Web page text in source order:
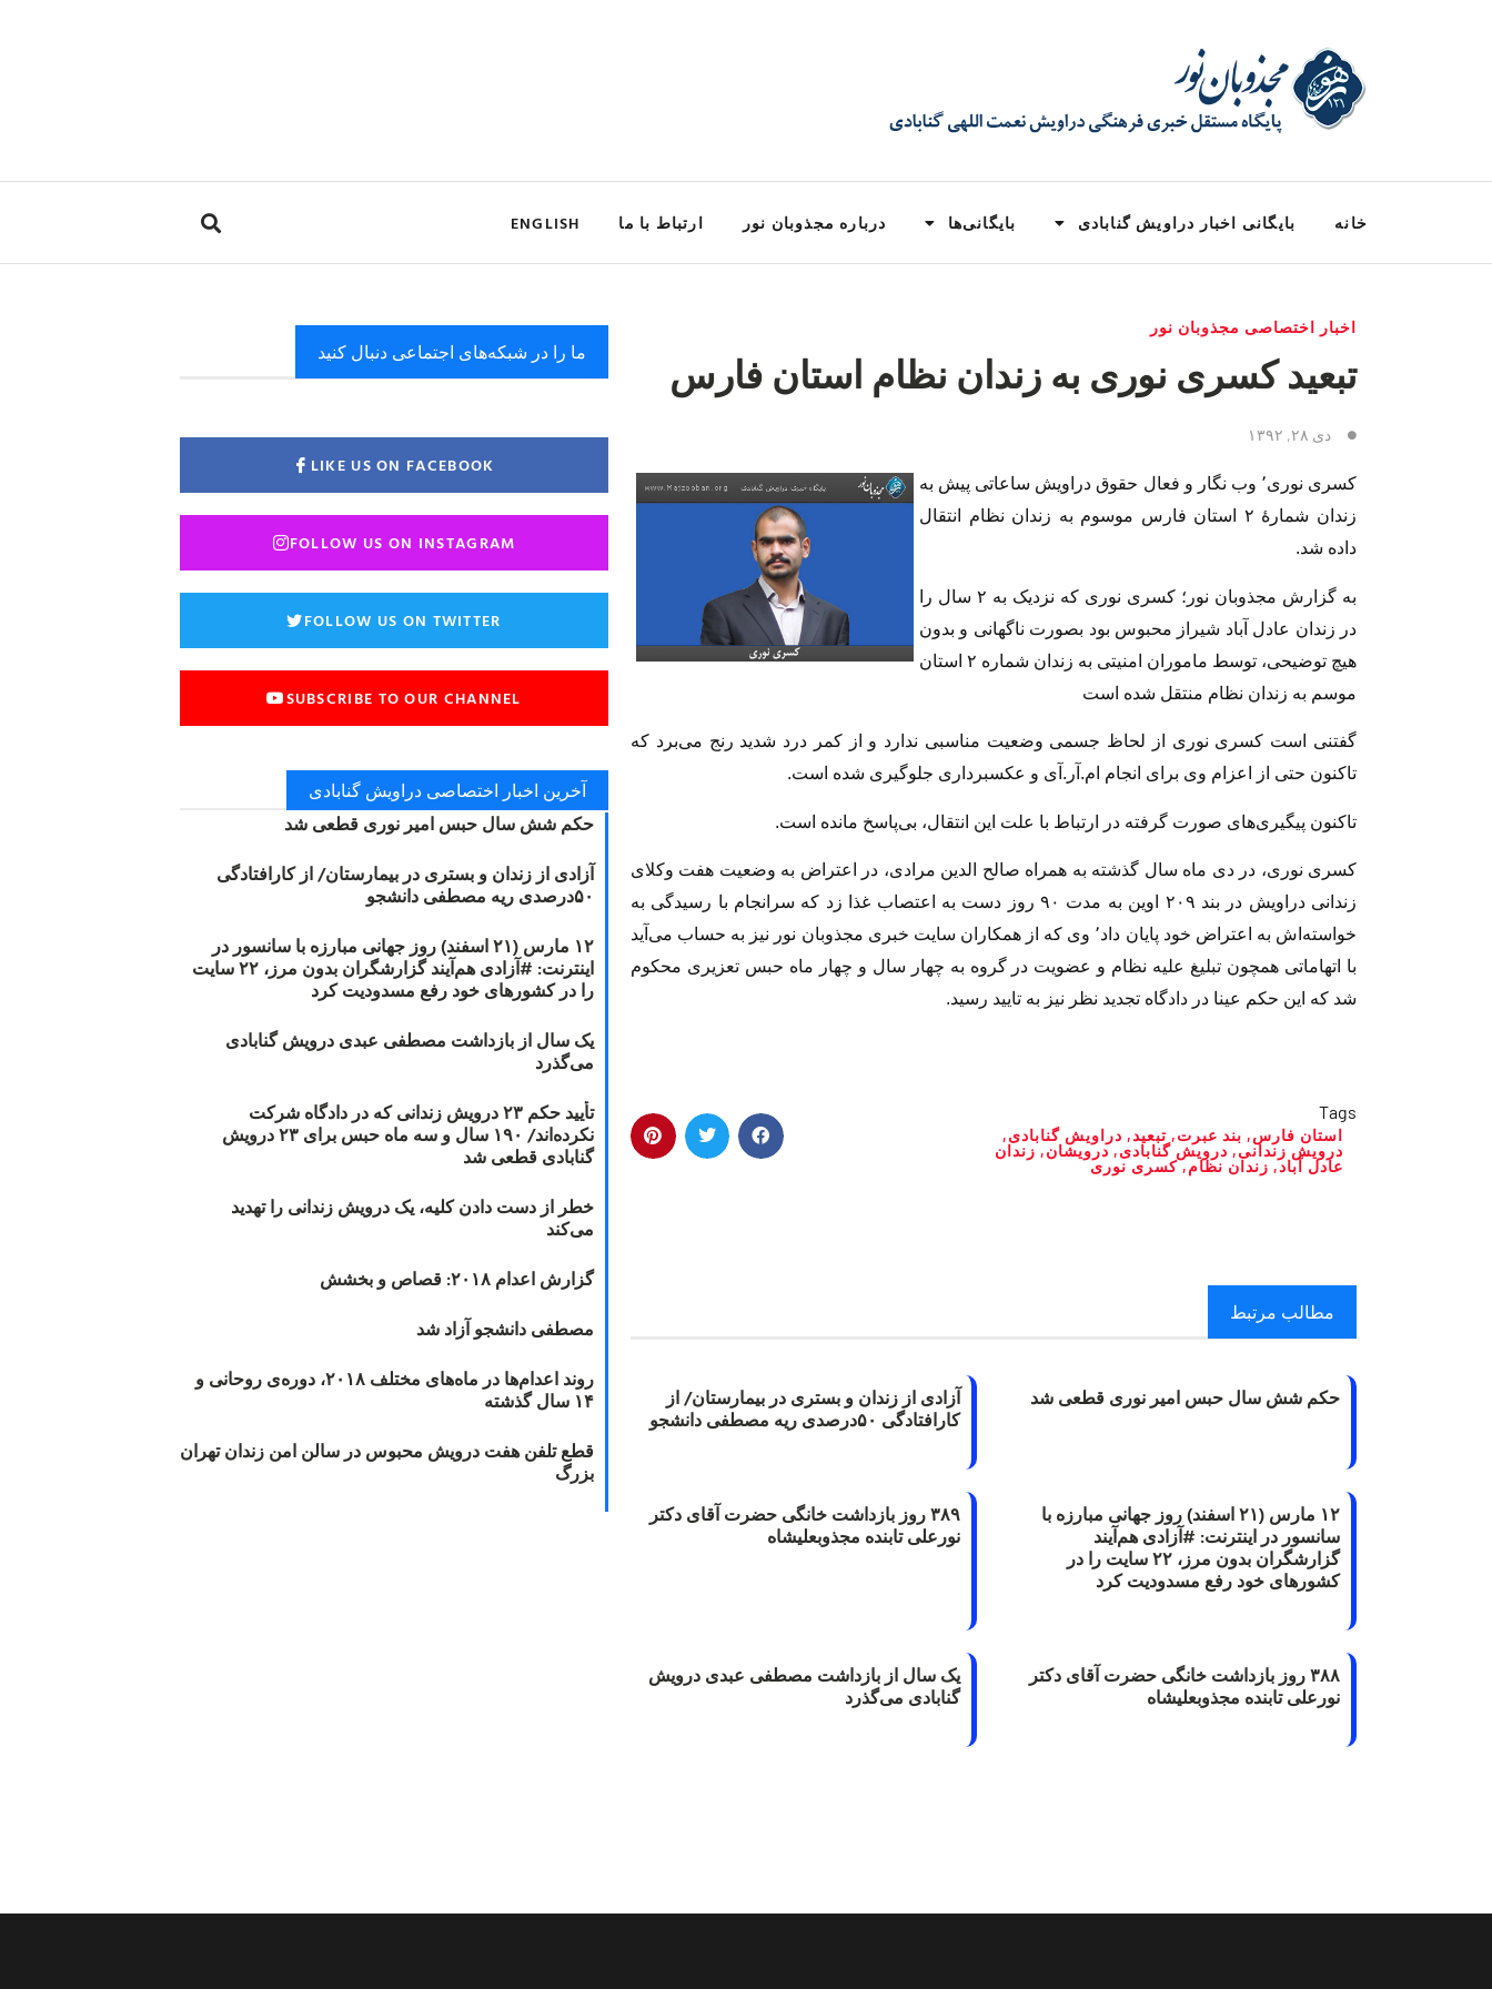
خانه بایگانی اخبار دراویش گنابادی بایگانی‌ها درباره مجذوبان نور ارتباط با ما ENGLISH
اخبار اختصاصی مجذوبان نور
تبعید کسری نوری به زندان نظام استان فارس
دی ۲۸, ۱۳۹۲
کسری نوری٬ وب نگار و فعال حقوق دراویش ساعاتی پیش به
زندان شمارهٔ ۲ استان فارس موسوم به زندان نظام انتقال
داده شد.
به گزارش مجذوبان نور؛ کسری نوری که نزدیک به ۲ سال را
در زندان عادل آباد شیراز محبوس بود بصورت ناگهانی و بدون
هیچ توضیحی، توسط ماموران امنیتی به زندان شماره ۲ استان
موسم به زندان نظام منتقل شده است
گفتنی است کسری نوری از لحاظ جسمی وضعیت مناسبی ندارد و از کمر درد شدید رنج می‌برد که
تاکنون حتی از اعزام وی برای انجام ام‌.آر‌.آی و عکسبرداری جلوگیری شده است.
تاکنون پیگیری‌های صورت گرفته در ارتباط با علت این انتقال، بی‌پاسخ مانده است.
کسری نوری، در دی ماه سال گذشته به همراه صالح الدین مرادی، در اعتراض به وضعیت هفت وکلای
زندانی دراویش در بند ۲۰۹ اوین به مدت ۹۰ روز دست به اعتصاب غذا زد که سرانجام با رسیدگی به
خواسته‌اش به اعتراض خود پایان داد٬ وی که از همکاران سایت خبری مجذوبان نور نیز به حساب می‌آید
با اتهاماتی همچون تبلیغ علیه نظام و عضویت در گروه به چهار سال و چهار ماه حبس تعزیری محکوم
شد که این حکم عینا در دادگاه تجدید نظر نیز به تایید رسید.
Tags
استان فارس, بند عبرت, تبعید, دراویش گنابادی,
درویش زندانی, درویش گنابادی,درویشان, زندان
عادل آباد, زندان نظام,کسری نوری
مطالب مرتبط
حکم شش سال حبس امیر نوری قطعی شد
آزادی از زندان و بستری در بیمارستان/ از
کارافتادگی ۵۰درصدی ریه مصطفی دانشجو
۱۲ مارس (۲۱ اسفند) روز جهانی مبارزه با
سانسور در اینترنت: #آزادی هم‌آیند
گزارشگران‌ بدون مرز، ۲۲ سایت را در
کشورهای خود رفع مسدودیت کرد
۳۸۹ روز بازداشت خانگی حضرت آقای دکتر
نورعلی تابنده مجذوبعلیشاه
۳۸۸ روز بازداشت خانگی حضرت آقای دکتر
نورعلی تابنده مجذوبعلیشاه
یک سال از بازداشت مصطفی عبدی درویش
گنابادی می‌گذرد
ما را در شبکه‌های اجتماعی دنبال کنید
LIKE US ON FACEBOOK
FOLLOW US ON INSTAGRAM
FOLLOW US ON TWITTER
SUBSCRIBE TO OUR CHANNEL
آخرین اخبار اختصاصی دراویش گنابادی
حکم شش سال حبس امیر نوری قطعی شد
آزادی از زندان و بستری در بیمارستان/ از کارافتادگی
۵۰درصدی ریه مصطفی دانشجو
۱۲ مارس (۲۱ اسفند) روز جهانی مبارزه با سانسور در
اینترنت: #آزادی هم‌آیند گزارشگران‌ بدون مرز، ۲۲ سایت
را در کشورهای خود رفع مسدودیت کرد
یک سال از بازداشت مصطفی عبدی درویش گنابادی
می‌گذرد
تأیید حکم ۲۳ درویش زندانی که در دادگاه شرکت
نکرده‌اند/ ۱۹۰ سال و سه ماه حبس برای ۲۳ درویش
گنابادی قطعی شد
خطر از دست دادن کلیه، یک درویش زندانی را تهدید
می‌کند
گزارش اعدام ۲۰۱۸: قصاص و بخشش
مصطفی دانشجو آزاد شد
روند اعدام‌ها در ماه‌های مختلف ۲۰۱۸، دوره‌ی روحانی و
۱۴ سال گذشته
قطع تلفن هفت درویش محبوس در سالن امن زندان تهران
بزرگ